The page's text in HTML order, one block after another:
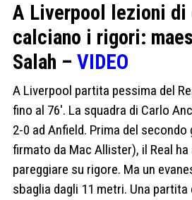
A Liverpool lezioni di
calciano i rigori:
Salah – VIDEO
A Liverpool partita pessima del
fino al 76′. La squadra di Carlo
2-0 ad Anfield. Prima del secondo
firmato da Mac Allister), il Real ha
pareggiare su rigore. Ma un
sbaglia dagli 11 metri. Una